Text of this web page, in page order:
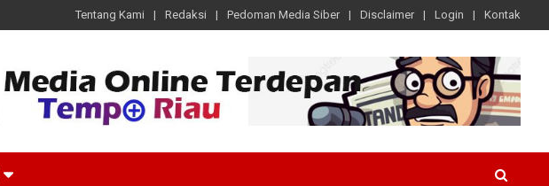
Tentang Kami Redaksi Pedoman Media Siber Disclaimer Login Kontak